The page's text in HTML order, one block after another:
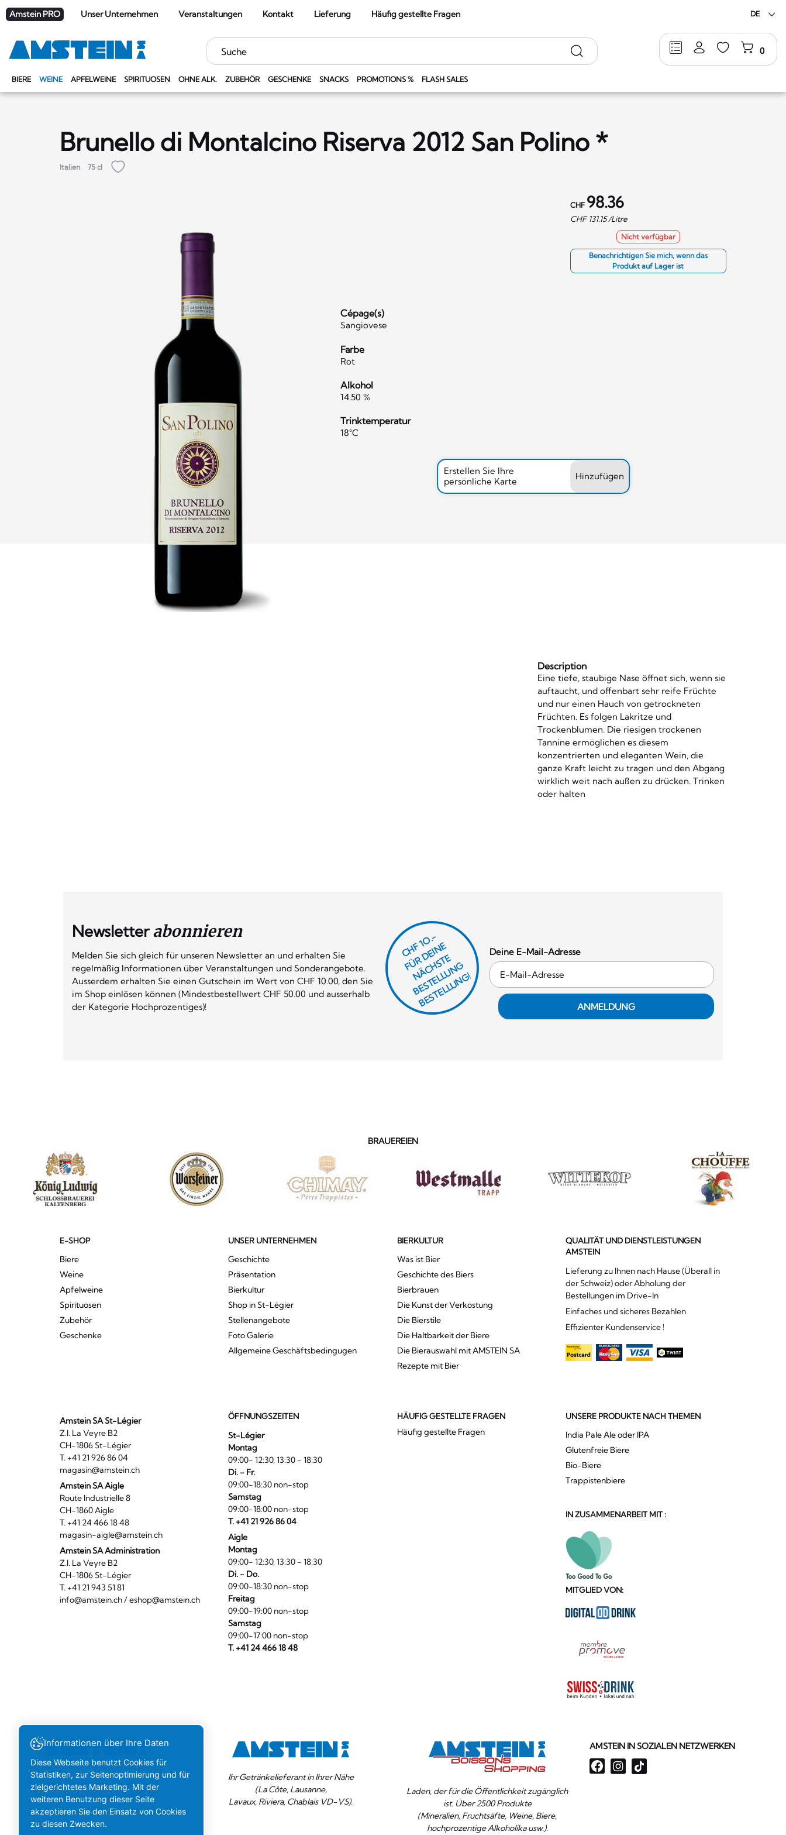
Amstein PRO Unser Unternehmen Veranstaltungen Kontakt Lieferung Häufig gestellte Fragen DE
BIERE WEINE APFELWEINE SPIRITUOSEN OHNE ALK. ZUBEHÖR GESCHENKE SNACKS PROMOTIONS % FLASH SALES
0
Stichwörter Suche
Brunello di Montalcino Riserva 2012 San Polino *
Italien 75 cl
CHF 98.36
CHF 131.15/Litre
Nicht verfügbar
Benachrichtigen Sie mich, wenn das
Produkt auf Lager ist
Cépage(s)
Sangiovese
Farbe
Rot
Alkohol
14.50 %
Trinktemperatur
18°C
Erstellen Sie Ihre
persönliche Karte
Hinzufügen
Description
Eine tiefe, staubige Nase öffnet sich, wenn sie
auftaucht, und offenbart sehr reife Früchte
und nur einen Hauch von getrockneten
Früchten. Es folgen Lakritze und
Trockenblumen. Die riesigen trockenen
Tannine ermöglichen es diesem
konzentrierten und eleganten Wein, die
ganze Kraft leicht zu tragen und den Abgang
wirklich weit nach außen zu drücken. Trinken
oder halten
Newsletterabonnieren
Melden Sie sich gleich für unseren Newsletter an und erhalten Sie
regelmäßig Informationen über Veranstaltungen und Sonderangebote.
Ausserdem erhalten Sie einen Gutschein im Wert von CHF 10.00, den Sie
im Shop einlösen können (Mindestbestellwert CHF 50.00 und ausserhalb
der Kategorie Hochprozentiges)!
CHF 1O.-
F
Ü
R
D
EI
N
E
N
Ä
C
H
S
T
E
B
E
S
T
E
L
L
U
N
G
B
E
S
T
E
L
L
U
N
G!
Deine E-Mail-Adresse
ANMELDUNG
BRAUEREIEN
E-SHOP
Biere
Weine
Apfelweine
Spirituosen
Zubehör
Geschenke
UNSER UNTERNEHMEN
Geschichte
Präsentation
Bierkultur
Shop in St-Légier
Stellenangebote
Foto Galerie
Allgemeine Geschäftsbedingugen
BIERKULTUR
Was ist Bier
Geschichte des Biers
Bierbrauen
Die Kunst der Verkostung
Die Bierstile
Die Haltbarkeit der Biere
Die Bierauswahl mit AMSTEIN SA
Rezepte mit Bier
QUALITÄT UND DIENSTLEISTUNGEN
AMSTEIN
Lieferung zu Ihnen nach Hause (Überall in
der Schweiz) oder Abholung der
Bestellungen im Drive-In
Einfaches und sicheres Bezahlen
Effizienter Kundenservice !
Amstein SA St-Légier
Z.I. La Veyre B2
CH-1806 St-Légier
T. +41 21 926 86 04
magasin@amstein.ch
Amstein SA Aigle
Route Industrielle 8
CH-1860 Aigle
T. +41 24 466 18 48
magasin-aigle@amstein.ch
Amstein SA Administration
Z.I. La Veyre B2
CH-1806 St-Légier
T. +41 21 943 51 81
info@amstein.ch/eshop@amstein.ch
ÖFFNUNGSZEITEN
St-Légier
Montag
09:00- 12:30, 13:30 - 18:30
Di. - Fr.
09:00-18:30 non-stop
Samstag
09:00-18:00 non-stop
T. +41 21 926 86 04
Aigle
Montag
09:00- 12:30, 13:30 - 18:30
Di. - Do.
09:00-18:30 non-stop
Freitag
09:00-19:00 non-stop
Samstag
09:00-17:00 non-stop
T. +41 24 466 18 48
HÄUFIG GESTELLTE FRAGEN
Häufig gestellte Fragen
UNSERE PRODUKTE NACH THEMEN
India Pale Ale oder IPA
Glutenfreie Biere
Bio-Biere
Trappistenbiere
IN ZUSAMMENARBEIT MIT :
MITGLIED VON:
Importeur von Bieren aus aller Welt.
Aktiv auf dem Schweizer Markt.
Ihr Getränkelieferant in Ihrer Nähe
(La Côte, Lausanne,
Lavaux, Riviera, Chablais VD-VS).
Laden, der für die Öffentlichkeit zugänglich
ist. Über 2500 Produkte
(Mineralien, Fruchtsäfte, Weine, Biere,
hochprozentige Alkoholika usw.).
AMSTEIN IN SOZIALEN NETZWERKEN
Informationen über Ihre Daten
Diese Webseite benutzt Cookies für
Statistiken, zur Seitenoptimierung und für
zielgerichtetes Marketing. Mit der
weiteren Benutzung dieser Seite
akzeptieren Sie den Einsatz von Cookies
zu diesen Zwecken.